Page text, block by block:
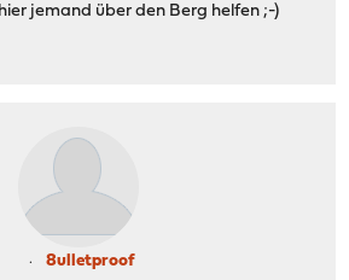
jemand über den Berg helfen ;-)
8ulletproof